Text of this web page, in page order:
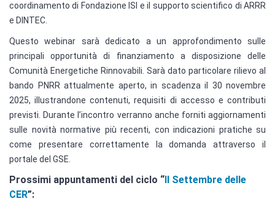
coordinamento di Fondazione ISI e il supporto scientifico di ARRR
e DINTEC.
Questo webinar sarà dedicato a un approfondimento sulle
principali opportunità di finanziamento a disposizione delle
Comunità Energetiche Rinnovabili. Sarà dato particolare rilievo al
bando PNRR attualmente aperto, in scadenza il 30 novembre
2025, illustrandone contenuti, requisiti di accesso e contributi
previsti. Durante l’incontro verranno anche forniti aggiornamenti
sulle novità normative più recenti, con indicazioni pratiche su
come presentare correttamente la domanda attraverso il
portale del GSE.
Prossimi appuntamenti del ciclo “ Il Settembre delle
CER”: